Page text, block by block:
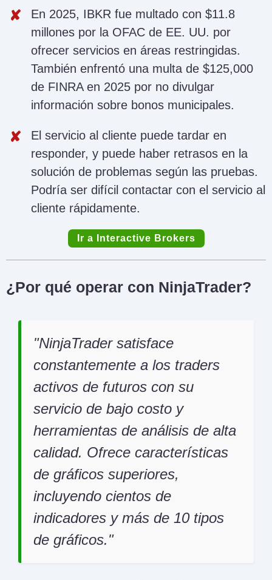
En 2025, IBKR fue multado con $11.8
millones por la OFAC de EE. UU. por
ofrecer servicios en áreas restringidas.
También enfrentó una multa de $125,000
de FINRA en 2025 por no divulgar
información sobre bonos municipales.
El servicio al cliente puede tardar en
responder, y puede haber retrasos en la
solución de problemas según las pruebas.
Podría ser difícil contactar con el servicio al
cliente rápidamente.
Ir a Interactive Brokers
¿Por qué operar con NinjaTrader?
NinjaTrader satisface
constantemente a los traders
activos de futuros con su
servicio de bajo costo y
herramientas de análisis de alta
calidad. Ofrece características
de gráficos superiores,
incluyendo cientos de
indicadores y más de 10 tipos
de gráficos.